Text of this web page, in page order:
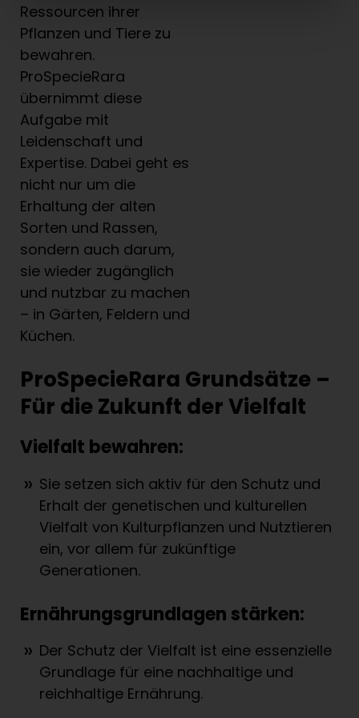
Ressourcen ihrer
Pflanzen und Tiere zu
bewahren.
ProSpecieRara
übernimmt diese
Aufgabe mit
Leidenschaft und
Expertise. Dabei geht es
nicht nur um die
Erhaltung der alten
Sorten und Rassen,
sondern auch darum,
sie wieder zugänglich
und nutzbar zu machen
– in Gärten, Feldern und
Küchen.
ProSpecieRara Grundsätze –
Für die Zukunft der Vielfalt
Vielfalt bewahren:
Sie setzen sich aktiv für den Schutz und
Erhalt der genetischen und kulturellen
Vielfalt von Kulturpflanzen und Nutztieren
ein, vor allem für zukünftige
Generationen.
Ernährungsgrundlagen stärken:
Der Schutz der Vielfalt ist eine essenzielle
Grundlage für eine nachhaltige und
reichhaltige Ernährung.